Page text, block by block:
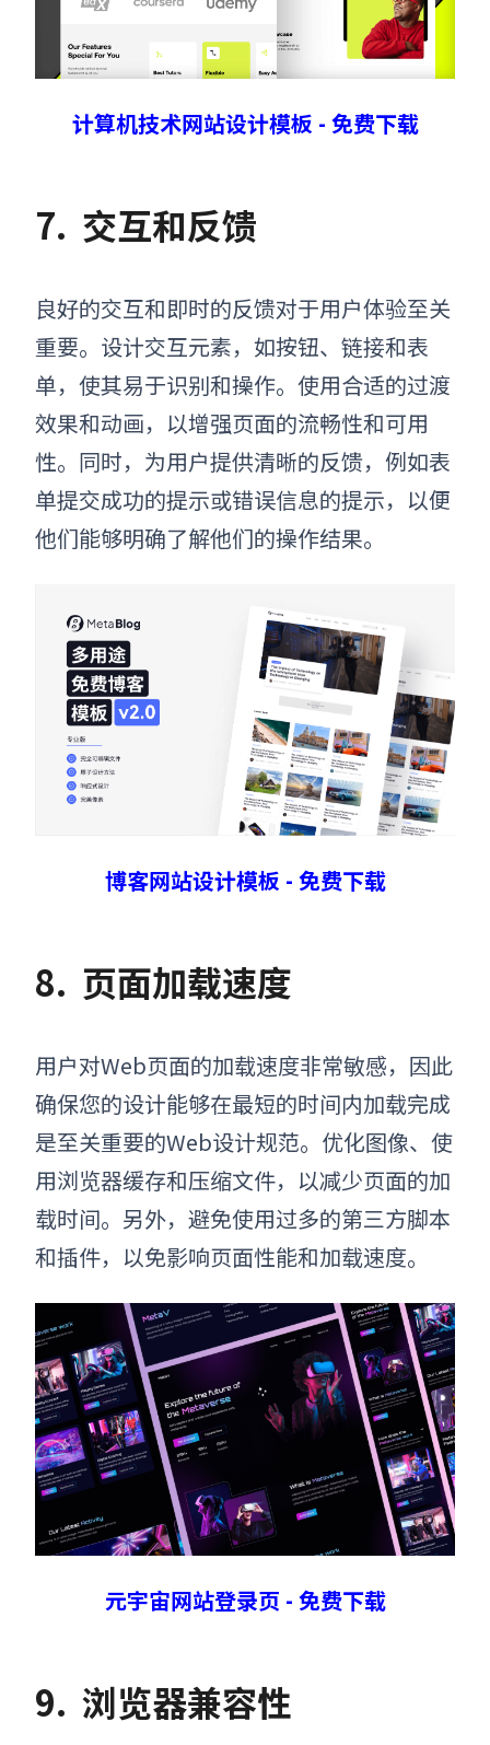
计算机技术网站设计模板 - 免费下载
7. 交互和反馈
良好的交互和即时的反馈对于用户体验至关
重要。设计交互元素，如按钮、链接和表
单，使其易于识别和操作。使用合适的过渡
效果和动画，以增强页面的流畅性和可用
性。同时，为用户提供清晰的反馈，例如表
单提交成功的提示或错误信息的提示，以便
他们能够明确了解他们的操作结果。
博客网站设计模板 - 免费下载
8. 页面加载速度
用户对Web页面的加载速度非常敏感，因此
确保您的设计能够在最短的时间内加载完成
是至关重要的Web设计规范。优化图像、使
用浏览器缓存和压缩文件，以减少页面的加
载时间。另外，避免使用过多的第三方脚本
和插件，以免影响页面性能和加载速度。
元宇宙网站登录页 - 免费下载
9. 浏览器兼容性